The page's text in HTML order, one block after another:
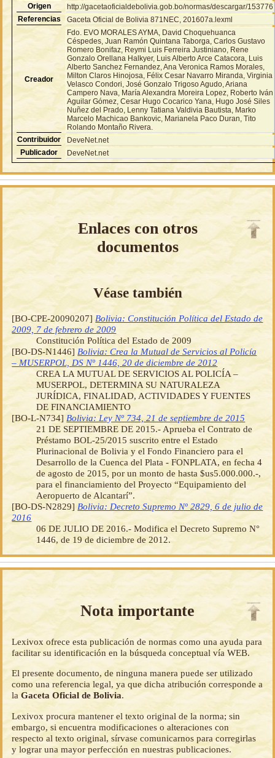
Origen
http://gacetaoficialdebolivia.gob.bo/normas/descargar/153776
Referencias
Gaceta Oficial de Bolivia 871NEC, 201607a.lexml
Creador
Fdo. EVO MORALES AYMA, David Choquehuanca
Céspedes, Juan Ramón Quintana Taborga, Carlos Gustavo
Romero Bonifaz, Reymi Luis Ferreira Justiniano, Rene
Gonzalo Orellana Halkyer, Luis Alberto Arce Catacora, Luis
Alberto Sanchez Fernandez, Ana Veronica Ramos Morales,
Milton Claros Hinojosa, Félix Cesar Navarro Miranda, Virginia
Velasco Condori, José Gonzalo Trigoso Agudo, Ariana
Campero Nava, María Alexandra Moreira Lopez, Roberto Iván
Aguilar Gómez, Cesar Hugo Cocarico Yana, Hugo José Siles
Nuñez del Prado, Lenny Tatiana Valdivia Bautista, Marko
Marcelo Machicao Bankovic, Marianela Paco Duran, Tito
Rolando Montaño Rivera.
Contribuidor
DeveNet.net
Publicador
DeveNet.net
Enlaces con otros
documentos
Véase también
[BO-CPE-20090207] Bolivia: Constitución Política del Estado de
2009, 7 de febrero de 2009
Constitución Política del Estado de 2009
[BO-DS-N1446] Bolivia: Crea la Mutual de Servicios al Policía
– MUSERPOL, DS Nº 1446, 20 de diciembre de 2012
CREA LA MUTUAL DE SERVICIOS AL POLICÍA –
MUSERPOL, DETERMINA SU NATURALEZA
JURÍDICA, FINALIDAD, ACTIVIDADES Y FUENTES
DE FINANCIAMIENTO
[BO-L-N734] Bolivia: Ley Nº 734, 21 de septiembre de 2015
21 DE SEPTIEMBRE DE 2015.- Aprueba el Contrato de
Préstamo BOL-25/2015 suscrito entre el Estado
Plurinacional de Bolivia y el Fondo Financiero para el
Desarrollo de la Cuenca del Plata - FONPLATA, en fecha 4
de agosto de 2015, por un monto de hasta $us5.000.000.-,
para el financiamiento del Proyecto “Equipamiento del
Aeropuerto de Alcantarí”.
[BO-DS-N2829] Bolivia: Decreto Supremo Nº 2829, 6 de julio de
2016
06 DE JULIO DE 2016.- Modifica el Decreto Supremo N°
1446, de 19 de diciembre de 2012.
Nota importante
Lexivox ofrece esta publicación de normas como una ayuda para
facilitar su identificación en la búsqueda conceptual vía WEB.
El presente documento, de ninguna manera puede ser utilizado
como una referencia legal, ya que dicha atribución corresponde a
laGaceta Oficial de Bolivia.
Lexivox procura mantener el texto original de la norma; sin
embargo, si encuentra modificaciones o alteraciones con
respecto al texto original, sírvase comunicarnos para corregirlas
y lograr una mayor perfección en nuestras publicaciones.